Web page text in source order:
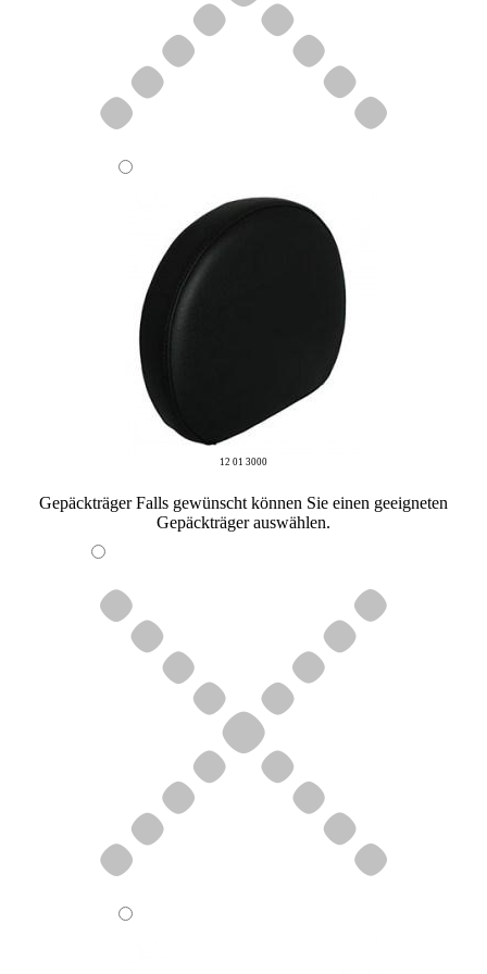
12 01 3000
Gepäckträger Falls gewünscht können Sie einen geeigneten
Gepäckträger auswählen.